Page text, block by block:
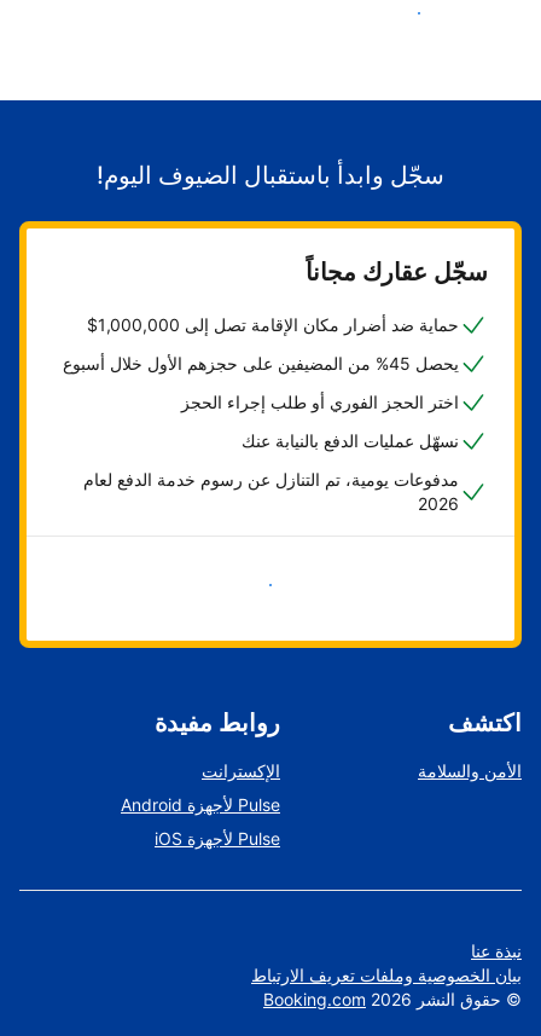
ابدأ باستقبال الضيوف
سجّل وابدأ باستقبال الضيوف اليوم!
سجّل عقارك مجاناً
حماية ضد أضرار مكان الإقامة تصل إلى 1,000,000$
يحصل 45% من المضيفين على حجزهم الأول خلال أسبوع
اختر الحجز الفوري أو طلب إجراء الحجز
نسهّل عمليات الدفع بالنيابة عنك
مدفوعات يومية، تم التنازل عن رسوم خدمة الدفع لعام
2026
ابدأ الآن
اكتشف
الأمن والسلامة
روابط مفيدة
الإكسترانت
Pulse لأجهزة Android
Pulse لأجهزة iOS
نبذة عنا
بيان الخصوصية وملفات تعريف الارتباط
© حقوق النشر Booking.com 2026